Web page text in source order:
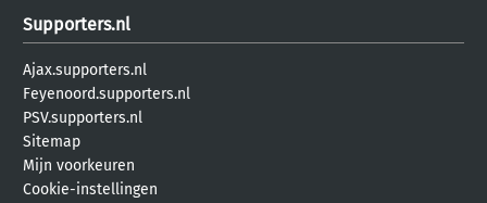
Supporters.nl
Ajax.supporters.nl
Feyenoord.supporters.nl
PSV.supporters.nl
Sitemap
Mijn voorkeuren
Cookie-instellingen